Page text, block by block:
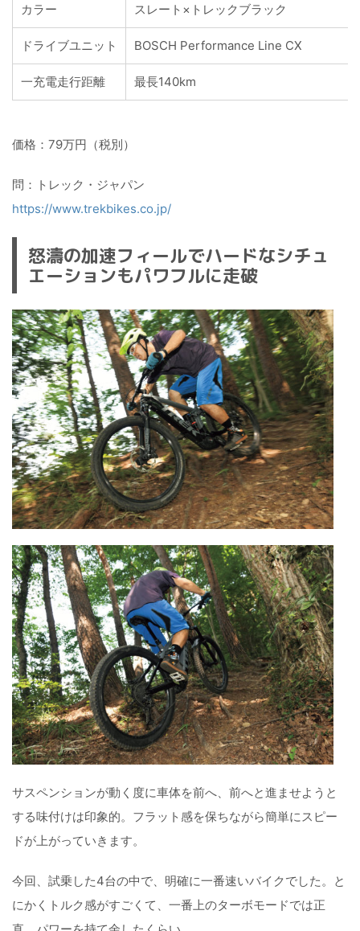
カラー スレート×トレックブラック
ドライブユニット BOSCH Performance Line CX
一充電走行距離 最長140km
価格：79万円（税別）
問：トレック・ジャパン
https://www.trekbikes.co.jp/
怒濤の加速フィールでハードなシチュ
エーションもパワフルに走破
サスペンションが動く度に車体を前へ、前へと進ませようと
する味付けは印象的。フラット感を保ちながら簡単にスピー
ドが上がっていきます。
今回、試乗した4台の中で、明確に一番速いバイクでした。と
にかくトルク感がすごくて、一番上のターボモードでは正